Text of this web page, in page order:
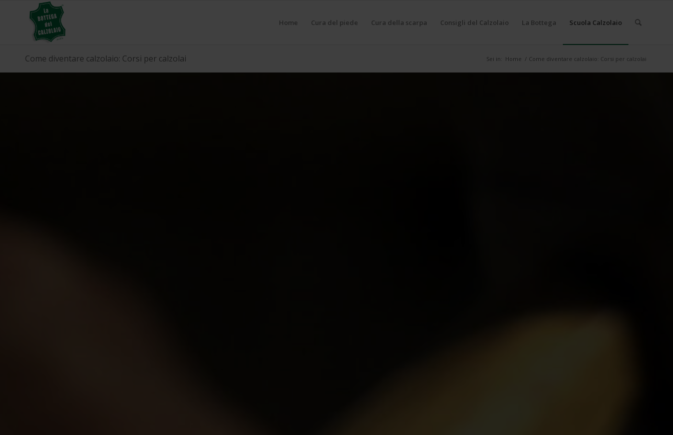
Home Cura del piede Cura della scarpa Consigli del Calzolaio La Bottega Scuola Calzolaio
Come diventare calzolaio: Corsi per calzolai Sei in: Home / Come diventare calzolaio: Corsi per calzolai